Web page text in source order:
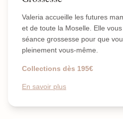
Valeria accueille les futures
et de toute la Moselle. Elle
séance grossesse pour que
pleinement vous-même.
Collections dès 195€
En savoir plus